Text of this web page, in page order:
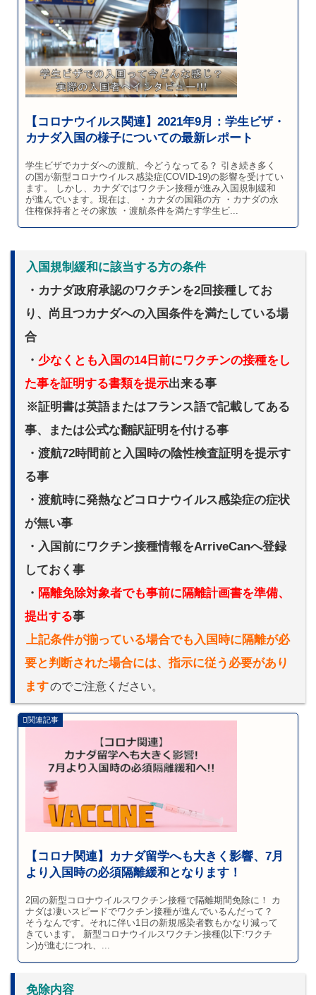
【コロナウイルス関連】2021年9月：学生ビザ・
カナダ入国の様子についての最新レポート
学生ビザでカナダへの渡航、今どうなってる？ 引き続き多く
の国が新型コロナウイルス感染症(COVID-19)の影響を受けてい
ます。 しかし、カナダではワクチン接種が進み入国規制緩和
が進んでいます。現在は、 ・カナダの国籍の方 ・カナダの永
住権保持者とその家族 ・渡航条件を満たす学生ビ...
入国規制緩和に該当する方の条件
・カナダ政府承認のワクチンを2回接種してお
り、尚且つカナダへの入国条件を満たしている場
合
・ 少なくとも入国の14日前にワクチンの接種をし
た事を証明する書類を提示出来る事
※証明書は英語またはフランス語で記載してある
事、または公式な翻訳証明を付ける事
・渡航72時間前と入国時の陰性検査証明を提示す
る事
・渡航時に発熱などコロナウイルス感染症の症状
が無い事
・入国前にワクチン接種情報をArriveCanへ登録
しておく事
・ 隔離免除対象者でも事前に隔離計画書を準備、
提出する事
上記条件が揃っている場合でも入国時に隔離が必
要と判断された場合には、指示に従う必要があり
ますのでご注意ください。
【コロナ関連】カナダ留学へも大きく影響、7月
より入国時の必須隔離緩和となります！
2回の新型コロナウイルスワクチン接種で隔離期間免除に！ カ
ナダは凄いスピードでワクチン接種が進んでいるんだって？
そうなんです。それに伴い1日の新規感染者数もかなり減って
きています。 新型コロナウイルスワクチン接種(以下:ワクチ
ン)が進むにつれ、...
免除内容